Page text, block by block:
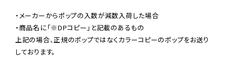
・メーカーからポップの入数が減数入荷した場合
・商品名に「※DPコピー」と記載のあるもの
上記の場合、正規のポップではなくカラーコピーのポップをお送り
しております。